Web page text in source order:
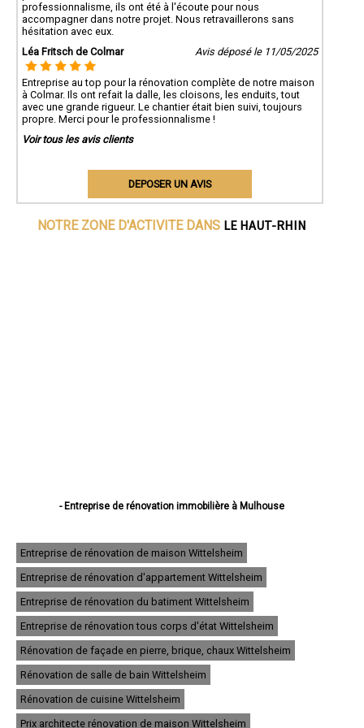
professionnalisme, ils ont été à l'écoute pour nous
accompagner dans notre projet. Nous retravaillerons sans
hésitation avec eux.
Léa Fritsch de Colmar
Avis déposé le 11/05/2025
Entreprise au top pour la rénovation complète de notre maison
à Colmar. Ils ont refait la dalle, les cloisons, les enduits, tout
avec une grande rigueur. Le chantier était bien suivi, toujours
propre. Merci pour le professionnalisme !
Voir tous les avis clients
DEPOSER UN AVIS
NOTRE ZONE D'ACTIVITE DANS LE HAUT-RHIN
- Entreprise de rénovation immobilière à Mulhouse
- Entreprise de rénovation immobilière à Illzach
- Entreprise de rénovation immobilière à Wittenheim
- Entreprise de rénovation immobilière à Kingersheim
- Entreprise de rénovation immobilière à Rixheim
- Entreprise de rénovation immobilière à Riedisheim
- Entreprise de rénovation immobilière à Guebwiller
- Entreprise de rénovation immobilière à Cernay
- Entreprise de rénovation immobilière à Wittelsheim
- Entreprise de rénovation immobilière à Pfastatt
- Entreprise de rénovation immobilière à Thann
- Entreprise de rénovation immobilière à Wintzenheim
- Entreprise de rénovation immobilière à Soultz-Haut-Rhin
- Entreprise de rénovation immobilière à Ensisheim
Entreprise de rénovation de maison Wittelsheim
Entreprise de rénovation d'appartement Wittelsheim
Entreprise de rénovation du batiment Wittelsheim
Entreprise de rénovation tous corps d'état Wittelsheim
Rénovation de façade en pierre, brique, chaux Wittelsheim
Rénovation de salle de bain Wittelsheim
Rénovation de cuisine Wittelsheim
Prix architecte rénovation de maison Wittelsheim